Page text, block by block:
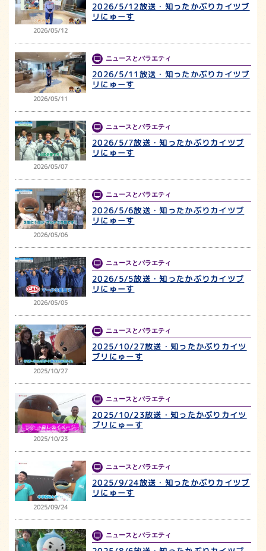
2026/05/12
2026/5/12放送・知ったかぶりカイツブ
リにゅーす
2026/05/11
ニュースとバラエティ
2026/5/11放送・知ったかぶりカイツブ
リにゅーす
2026/05/07
ニュースとバラエティ
2026/5/7放送・知ったかぶりカイツブ
リにゅーす
2026/05/06
ニュースとバラエティ
2026/5/6放送・知ったかぶりカイツブ
リにゅーす
2026/05/05
ニュースとバラエティ
2026/5/5放送・知ったかぶりカイツブ
リにゅーす
2025/10/27
ニュースとバラエティ
2025/10/27放送・知ったかぶりカイツ
ブリにゅーす
2025/10/23
ニュースとバラエティ
2025/10/23放送・知ったかぶりカイツ
ブリにゅーす
2025/09/24
ニュースとバラエティ
2025/9/24放送・知ったかぶりカイツブ
リにゅーす
ニュースとバラエティ